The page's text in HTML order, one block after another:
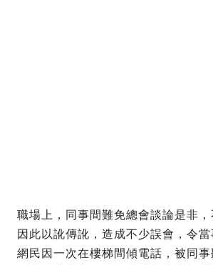
職場上，同事間難免總會談論是非
因此以訛傳訛，造成不少誤會，令
網民因一次在樓梯間傾電話，被同事